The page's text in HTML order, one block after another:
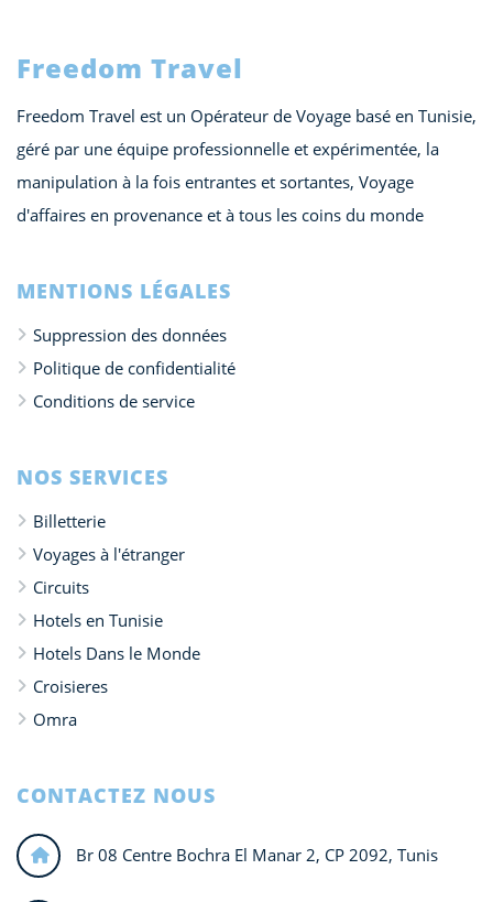
Freedom Travel
Freedom Travel est un Opérateur de Voyage basé en Tunisie,
géré par une équipe professionnelle et expérimentée, la
manipulation à la fois entrantes et sortantes, Voyage
d'affaires en provenance et à tous les coins du monde
MENTIONS LÉGALES
Suppression des données
Politique de confidentialité
Conditions de service
NOS SERVICES
Billetterie
Voyages à l'étranger
Circuits
Hotels en Tunisie
Hotels Dans le Monde
Croisieres
Omra
CONTACTEZ NOUS
Br 08 Centre Bochra El Manar 2, CP 2092, Tunis